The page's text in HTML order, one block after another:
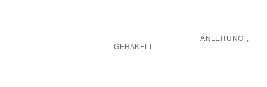
ANLEITUNG ,
GEHÄKELT